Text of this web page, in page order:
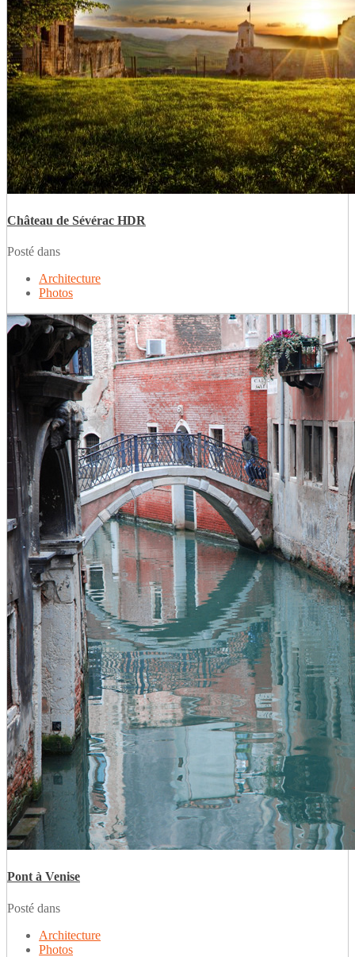
Château de Sévérac HDR
Posté dans
Architecture
Photos
Pont à Venise
Posté dans
Architecture
Photos